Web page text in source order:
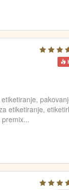
etiketiranje,